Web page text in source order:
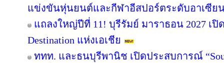
แข่งขันหุ่นยนต์และกีฬาอีสปอร์ตระดับอาเซีย
แถลงใหญ่ปีที่ 11! บุรีรัมย์ มาราธอน 2027 เปิ
Destination แห่งเอเชีย
ททท. และธนบุรีพานิช เปิดประสบการณ์